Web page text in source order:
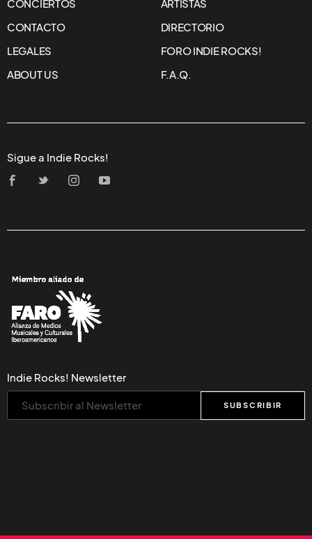
CONCIERTOS
ARTISTAS
CONTACTO
DIRECTORIO
LEGALES
FORO INDIE ROCKS!
ABOUT US
F.A.Q.
Sigue a Indie Rocks!
Indie Rocks! Newsletter